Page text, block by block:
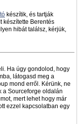
készítik, és tartják
készítette Berentés
hibát találsz, kérjük,
Ha úgy gondolod, hogy
látogasd meg a
mond erről. Kérünk, ne
a Sourceforge oldalán
mert lehet hogy már
ezzel kapcsolatban egy